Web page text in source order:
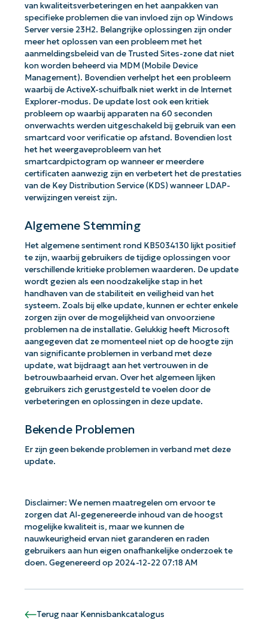
van kwaliteitsverbeteringen en het aanpakken van
specifieke problemen die van invloed zijn op Windows
Server versie 23H2. Belangrijke oplossingen zijn onder
meer het oplossen van een probleem met het
aanmeldingsbeleid van de Trusted Sites-zone dat niet
kon worden beheerd via MDM (Mobile Device
Management). Bovendien verhelpt het een probleem
waarbij de ActiveX-schuifbalk niet werkt in de Internet
Explorer-modus. De update lost ook een kritiek
probleem op waarbij apparaten na 60 seconden
onverwachts werden uitgeschakeld bij gebruik van een
smartcard voor verificatie op afstand. Bovendien lost
het het weergaveprobleem van het
smartcardpictogram op wanneer er meerdere
certificaten aanwezig zijn en verbetert het de prestaties
van de Key Distribution Service (KDS) wanneer LDAP-
verwijzingen vereist zijn.
Algemene Stemming
Het algemene sentiment rond KB5034130 lijkt positief
te zijn, waarbij gebruikers de tijdige oplossingen voor
verschillende kritieke problemen waarderen. De update
wordt gezien als een noodzakelijke stap in het
handhaven van de stabiliteit en veiligheid van het
systeem. Zoals bij elke update, kunnen er echter enkele
zorgen zijn over de mogelijkheid van onvoorziene
problemen na de installatie. Gelukkig heeft Microsoft
aangegeven dat ze momenteel niet op de hoogte zijn
van significante problemen in verband met deze
update, wat bijdraagt aan het vertrouwen in de
betrouwbaarheid ervan. Over het algemeen lijken
gebruikers zich gerustgesteld te voelen door de
verbeteringen en oplossingen in deze update.
Bekende Problemen
Er zijn geen bekende problemen in verband met deze
update.
Disclaimer: We nemen maatregelen om ervoor te
zorgen dat AI-gegenereerde inhoud van de hoogst
mogelijke kwaliteit is, maar we kunnen de
nauwkeurigheid ervan niet garanderen en raden
gebruikers aan hun eigen onafhankelijke onderzoek te
doen. Gegenereerd op 2024-12-22 07:18 AM
Terug naar Kennisbankcatalogus
Aan de slag met NinjaOne AI-